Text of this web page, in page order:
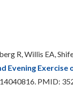
R, Willis EA,
Evening Exercise
PMID: